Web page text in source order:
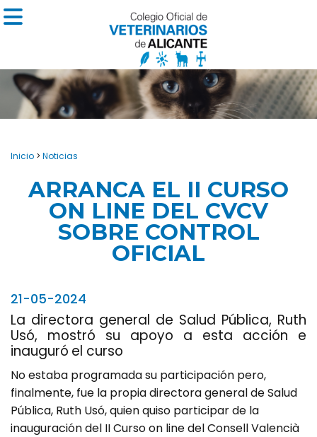
Inicio > Noticias
ARRANCA EL II CURSO
ON LINE DEL CVCV
SOBRE CONTROL
OFICIAL
21-05-2024
La directora general de Salud Pública, Ruth
Usó, mostró su apoyo a esta acción e
inauguró el curso
No estaba programada su participación pero,
finalmente, fue la propia directora general de Salud
Pública, Ruth Usó, quien quiso participar de la
inauguración del II Curso on line del Consell Valencià